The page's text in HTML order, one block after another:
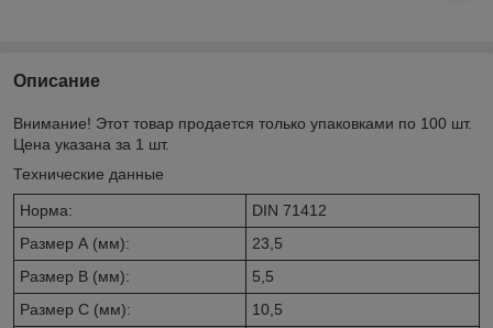
Описание
Внимание! Этот товар продается только упаковками по 100 шт.
Цена указана за 1 шт.
Технические данные
Норма:
DIN 71412
Размер А (мм):
23,5
Размер В (мм):
5,5
Размер С (мм):
10,5